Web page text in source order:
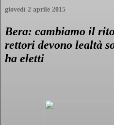
giovedì 2 aprile 2015
Bera: cambiamo il
rettori devono lealtà
ha eletti